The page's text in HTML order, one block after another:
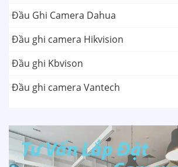
Đầu Ghi Camera Dahua
Đầu ghi camera Hikvision
Đầu ghi Kbvison
Đầu ghi camera Vantech